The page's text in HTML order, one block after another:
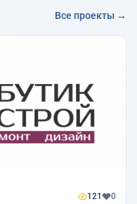
Все проекты →
121 0